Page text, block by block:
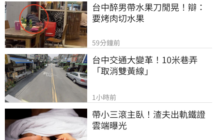
台中醉男帶水果刀閒晃！辯：
要烤肉切水果
59分鐘前
台中交通大變革！10米巷弄
「取消雙黃線」
1小時前
帶小三滾主臥！渣夫出軌鐵證
雲端曝光